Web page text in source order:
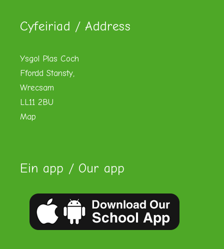
Cyfeiriad / Address
Ysgol Plas Coch
Ffordd Stansty,
Wrecsam
LL11 2BU
Map
Ein app / Our app